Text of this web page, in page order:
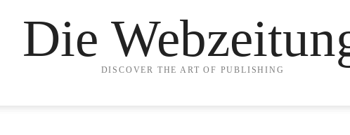
Die
DISCOVER THE ART OF PUBLISHING